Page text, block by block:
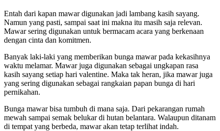
Entah dari kapan mawar digunakan jadi lambang kasih sayang.
Namun yang pasti, sampai saat ini makna itu masih saja relevan.
Mawar sering digunakan untuk bermacam acara yang berkenaan
dengan cinta dan komitmen.
Banyak laki-laki yang memberikan bunga mawar pada kekasihnya
waktu melamar. Mawar juga digunakan sebagai ungkapan rasa
kasih sayang setiap hari valentine. Maka tak heran, jika mawar juga
yang sering digunakan sebagai rangkaian papan bunga di hari
pernikahan.
Bunga mawar bisa tumbuh di mana saja. Dari pekarangan rumah
mewah sampai semak belukar di hutan belantara. Walaupun ditanam
di tempat yang berbeda, mawar akan tetap terlihat indah.